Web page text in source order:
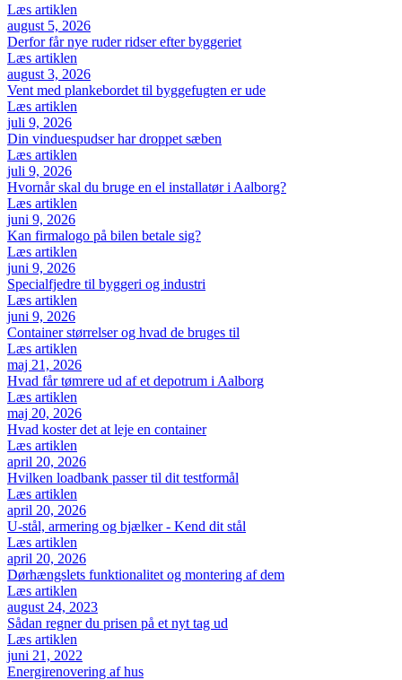
Læs artiklen
august 5, 2026
Derfor får nye ruder ridser efter byggeriet
Læs artiklen
august 3, 2026
Vent med plankebordet til byggefugten er ude
Læs artiklen
juli 9, 2026
Din vinduespudser har droppet sæben
Læs artiklen
juli 9, 2026
Hvornår skal du bruge en el installatør i Aalborg?
Læs artiklen
juni 9, 2026
Kan firmalogo på bilen betale sig?
Læs artiklen
juni 9, 2026
Specialfjedre til byggeri og industri
Læs artiklen
juni 9, 2026
Container størrelser og hvad de bruges til
Læs artiklen
maj 21, 2026
Hvad får tømrere ud af et depotrum i Aalborg
Læs artiklen
maj 20, 2026
Hvad koster det at leje en container
Læs artiklen
april 20, 2026
Hvilken loadbank passer til dit testformål
Læs artiklen
april 20, 2026
U-stål, armering og bjælker - Kend dit stål
Læs artiklen
april 20, 2026
Dørhængslets funktionalitet og montering af dem
Læs artiklen
august 24, 2023
Sådan regner du prisen på et nyt tag ud
Læs artiklen
juni 21, 2022
Energirenovering af hus